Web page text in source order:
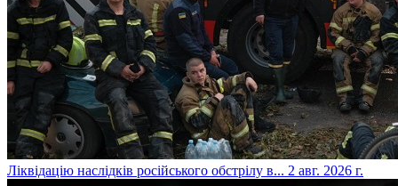
​Ліквідацію наслідків російського обстрілу в... 2 авг. 2026 г.